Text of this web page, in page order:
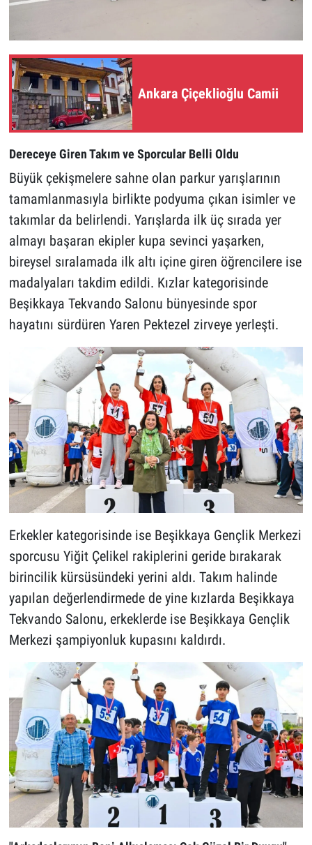
Ankara Çiçeklioğlu Camii
Dereceye Giren Takım ve Sporcular Belli Oldu
Büyük çekişmelere sahne olan parkur yarışlarının
tamamlanmasıyla birlikte podyuma çıkan isimler ve
takımlar da belirlendi. Yarışlarda ilk üç sırada yer
almayı başaran ekipler kupa sevinci yaşarken,
bireysel sıralamada ilk altı içine giren öğrencilere ise
madalyaları takdim edildi. Kızlar kategorisinde
Beşikkaya Tekvando Salonu bünyesinde spor
hayatını sürdüren Yaren Pektezel zirveye yerleşti.
Erkekler kategorisinde ise Beşikkaya Gençlik Merkezi
sporcusu Yiğit Çelikel rakiplerini geride bırakarak
birincilik kürsüsündeki yerini aldı. Takım halinde
yapılan değerlendirmede de yine kızlarda Beşikkaya
Tekvando Salonu, erkeklerde ise Beşikkaya Gençlik
Merkezi şampiyonluk kupasını kaldırdı.